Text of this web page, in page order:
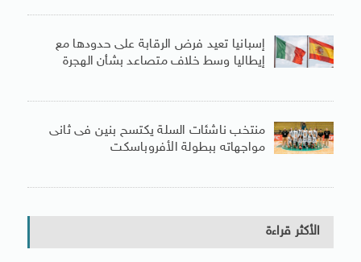
إسبانيا تعيد فرض الرقابة على حدودها مع
إيطاليا وسط خلاف متصاعد بشأن الهجرة
منتخب ناشئات السلة يكتسح بنين فى ثانى
مواجهاته ببطولة الأفروباسكت
الأكثر قراءة